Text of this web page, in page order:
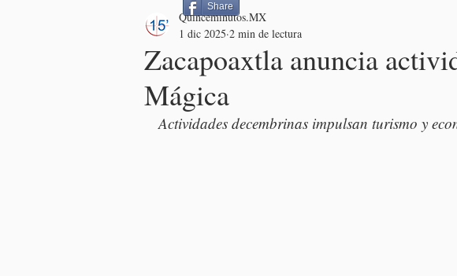
Zacapoaxtla anuncia
Mágica
Quinceminutos.MX
1 dic 2025 2 min de lectura
Actividades decembrinas impulsan turismo y
Share